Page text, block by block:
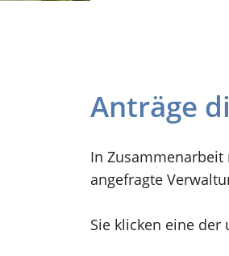
Anträge
In Zusammenarbeit
angefragte
Sie klicken eine